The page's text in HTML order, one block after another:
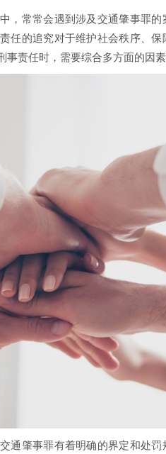
，常常会遇到涉及交通肇事罪
任的追究对于维护社会秩序、保
责任时，需要综合多方面的因素
肇事罪有着明确的界定和处罚